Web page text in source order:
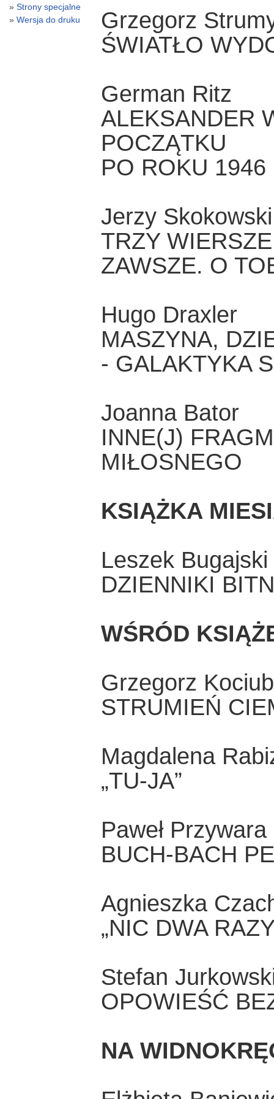
Grzegorz
ŚWIATŁO
German Ritz
ALEKSANDER
POCZĄTKU
PO ROKU 1946
Jerzy Skokowski
TRZY
ZAWSZE. O
Hugo Draxler
MASZYNA,
- GALAKTYKA
Joanna Bator
INNE(J)
MIŁOSNEGO
KSIĄŻKA
Leszek Bugajski
DZIENNIKI
WŚRÓD
Grzegorz
STRUMIEŃ
Magdalena
„TU-JA”
Paweł Przywara
BUCH-BACH
Agnieszka
„NIC DWA
Stefan
OPOWIEŚĆ
NA
Strony specjalne
Wersja do druku